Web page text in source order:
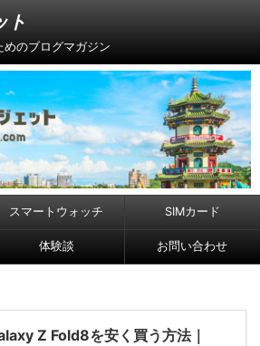
ト
のブログマガジン
スマートウォッチ SIMカード
体験談 お問い合わせ
Z Fold8を安く買う方法｜